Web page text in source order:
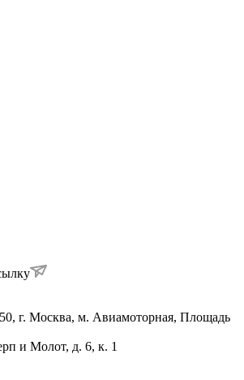
г. Москва, м. Авиамоторная, Площадь
и Молот, д. 6, к. 1